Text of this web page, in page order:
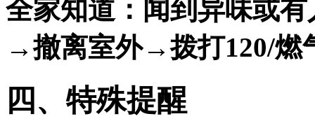
全家知道：闻到异味或
→撤离室外→拨打120/燃
四、特殊提醒